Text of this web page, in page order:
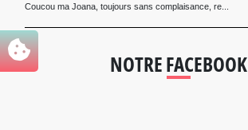
Coucou ma Joana, toujours sans complaisance, re...
NOTRE FACEBOOK